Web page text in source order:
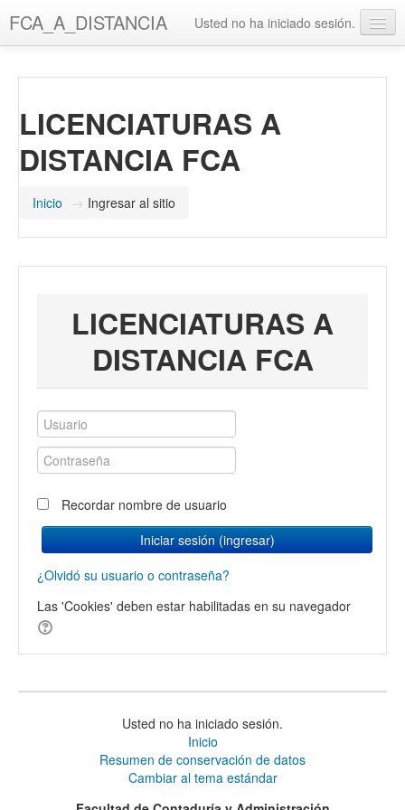
al
contenido
FCA_A_DISTANCIA
Usted no ha iniciado sesión.
Biblioteca UAQ
FCA
Misión y Visión FCA
Biblioteca FCA
LICENCIATURAS A
DISTANCIA FCA
Inicio → Ingresar al sitio
LICENCIATURAS A
DISTANCIA FCA
Usuario
Contraseña
Recordar nombre de usuario
Iniciar sesión (ingresar)
¿Olvidó su usuario o contraseña?
Las 'Cookies' deben estar habilitadas en su navegador
Usted no ha iniciado sesión.
Inicio
Resumen de conservación de datos
Cambiar al tema estándar